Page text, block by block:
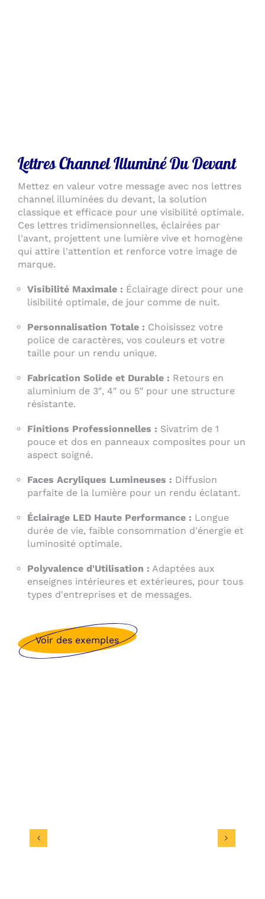
Lettres Channel Illuminé Du Devant
Mettez en valeur votre message avec nos lettres
channel illuminées du devant, la solution
classique et efficace pour une visibilité optimale.
Ces lettres tridimensionnelles, éclairées par
l'avant, projettent une lumière vive et homogène
qui attire l'attention et renforce votre image de
marque.
Visibilité Maximale : Éclairage direct pour une
lisibilité optimale, de jour comme de nuit.
Personnalisation Totale : Choisissez votre
police de caractères, vos couleurs et votre
taille pour un rendu unique.
Fabrication Solide et Durable : Retours en
aluminium de 3″, 4″ ou 5″ pour une structure
résistante.
Finitions Professionnelles : Sivatrim de 1
pouce et dos en panneaux composites pour un
aspect soigné.
Faces Acryliques Lumineuses : Diffusion
parfaite de la lumière pour un rendu éclatant.
Éclairage LED Haute Performance : Longue
durée de vie, faible consommation d'énergie et
luminosité optimale.
Polyvalence d'Utilisation : Adaptées aux
enseignes intérieures et extérieures, pour tous
types d'entreprises et de messages.
Voir des exemples